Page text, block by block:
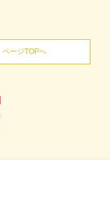
ページTOPへ